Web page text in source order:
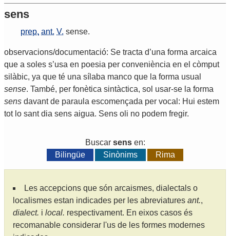
sens
prep. ant. V. sense.
observacions/documentació: Se tracta d’una forma arcaica
que a soles s’usa en poesia per conveniència en el còmput
silàbic, ya que té una sílaba manco que la forma usual
sense. També, per fonètica sintàctica, sol usar-se la forma
sens davant de paraula escomençada per vocal: Hui estem
tot lo sant dia sens aigua. Sens oli no podem fregir.
Buscar sensen:
Bilingüe
Sinònims Rima
Les accepcions que són arcaismes, dialectals o
localismes estan indicades per les abreviatures ant.,
dialect. i local. respectivament. En eixos casos és
recomanable considerar l'us de les formes modernes